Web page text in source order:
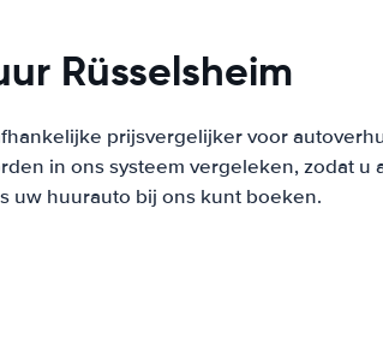
Rüsselsheim
prijsvergelijker voor
in ons systeem vergeleken, zodat u
uw huurauto bij ons kunt boeken.